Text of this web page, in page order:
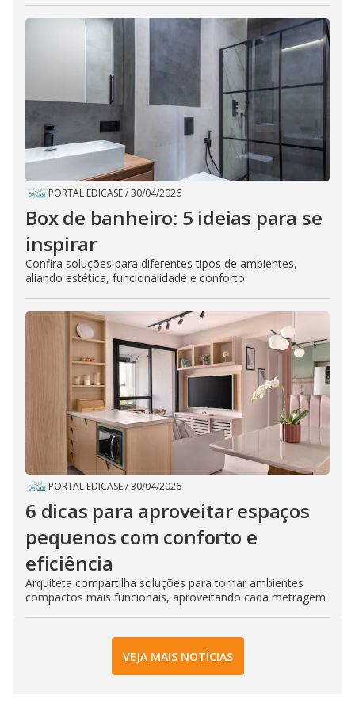
PORTAL EDICASE/30/04/2026
Box de banheiro: 5 ideias para se
inspirar
Confira soluções para diferentes tipos de ambientes,
aliando estética, funcionalidade e conforto
PORTAL EDICASE/30/04/2026
6 dicas para aproveitar espaços
pequenos com conforto e
eficiência
Arquiteta compartilha soluções para tornar ambientes
compactos mais funcionais, aproveitando cada metragem
VEJA MAIS NOTÍCIAS